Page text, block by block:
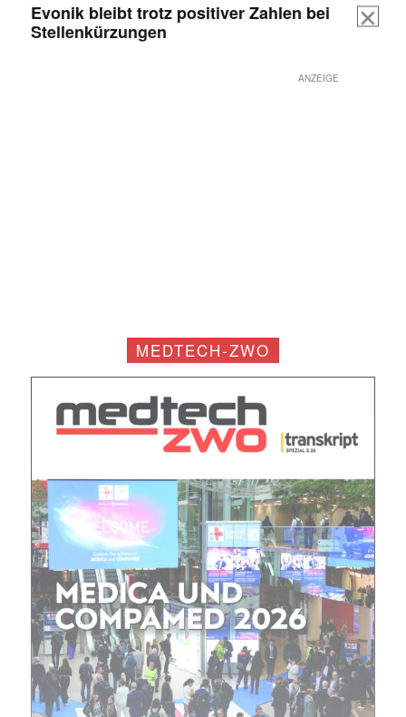
jede Woche aktuell informiert.
(erforderlich)
Evonik bleibt trotz positiver Zahlen bei
Stellenkürzungen
ANZEIGE
MEDTECH-ZWO